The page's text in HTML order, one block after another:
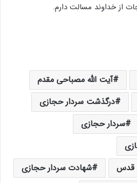
از خداوند مسالت دارم.
آیت الله مصباحی مقدم
درگذشت سردار حجازی
سردار حجازی
قدس
شهادت سردار حجازی